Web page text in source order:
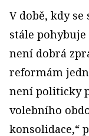
V době, kdy
stále pohybuje
není dobrá
reformám
není politicky
volebního
konsolidace,“